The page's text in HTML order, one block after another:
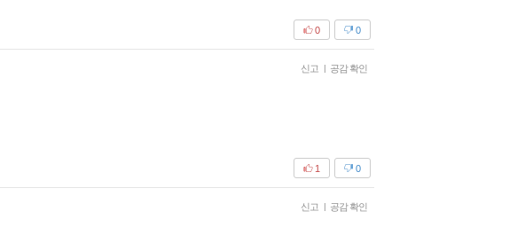
0
0
신고 | 공감 확인
0
1
신고 | 공감 확인